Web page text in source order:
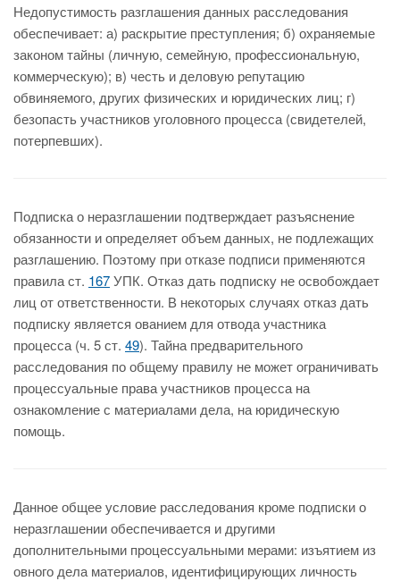
Недопустимость разглашения данных расследования
обеспечивает: а) раскрытие преступления; б) охраняемые
законом тайны (личную, семейную, профессиональную,
коммерческую); в) честь и деловую репутацию
обвиняемого, других физических и юридических лиц; г)
безопасть участников уголовного процесса (свидетелей,
потерпевших).
Подписка о неразглашении подтверждает разъяснение
обязанности и определяет объем данных, не подлежащих
разглашению. Поэтому при отказе подписи применяются
правила ст. 167УПК. Отказ дать подписку не освобождает
лиц от ответственности. В некоторых случаях отказ дать
подписку является ованием для отвода участника
процесса (ч. 5 ст. 49). Тайна предварительного
расследования по общему правилу не может ограничивать
процессуальные права участников процесса на
ознакомление с материалами дела, на юридическую
помощь.
Данное общее условие расследования кроме подписки о
неразглашении обеспечивается и другими
дополнительными процессуальными мерами: изъятием из
овного дела материалов, идентифицирующих личность